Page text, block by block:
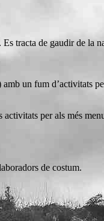
tracta de gaudir de la
un fum d’activitats
per als més
de costum.